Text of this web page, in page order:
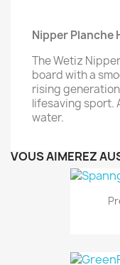
Nipper Planche
The Wetiz
board with a
rising
lifesaving sport.
water.
VOUS AIMEREZ